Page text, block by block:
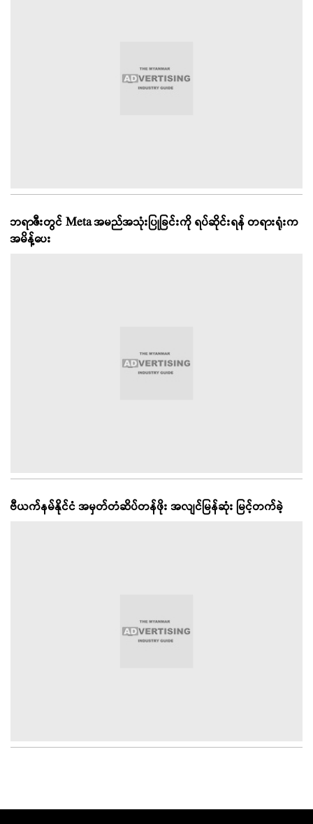
ဘရာဇီးတွင် Meta အမည်အသုံးပြုခြင်းကို ရပ်ဆိုင်းရန် တရားရုံးက
အမိန့်ပေး
ဗီယက်နမ်နိုင်ငံ အမှတ်တံဆိပ်တန်ဖိုး အလျင်မြန်ဆုံး မြင့်တက်ခဲ့